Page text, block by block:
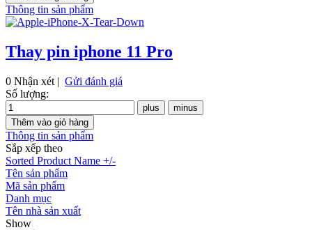
Thông tin sản phẩm
Thay pin iphone 11 Pro
0 Nhận xét | Gửi đánh giá
Số lượng:
Thông tin sản phẩm
Sắp xếp theo
Sorted Product Name +/-
Tên sản phẩm
Mã sản phẩm
Danh mục
Tên nhà sản xuất
Show